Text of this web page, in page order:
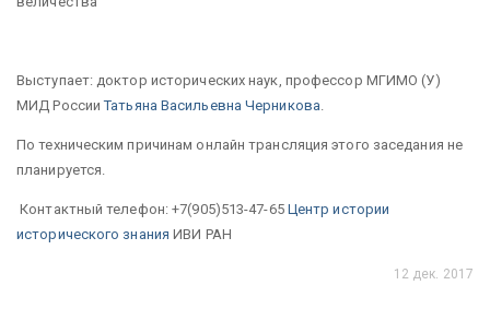
Выступает: доктор исторических наук, профессор МГИМО (У)
МИД РоссииТатьяна Васильевна Черникова.
По техническим причинам онлайн трансляция этого заседания не
планируется.
Контактный телефон: +7(905)513-47-65 Центр истории
исторического знания ИВИ РАН
12 дек. 2017